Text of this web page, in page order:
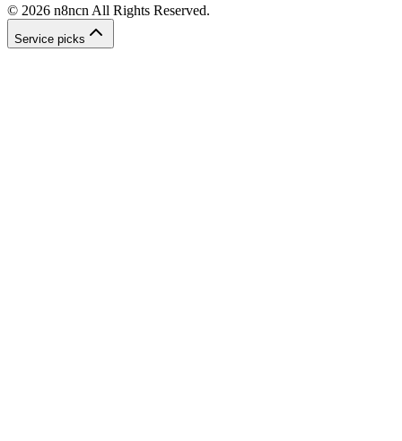
© 2026 n8ncn All Rights Reserved.
Service picks